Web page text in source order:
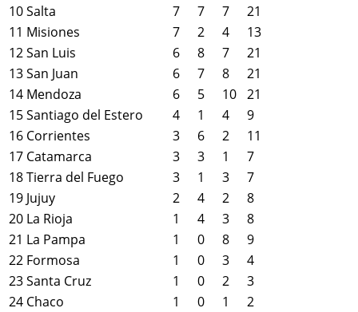
10Salta 7 7 7
21
11 Misiones 7 2 4
13
12San Luis 6 8 7
21
13San Juan 6 7 8
21
14 Mendoza 6 5 10 21
15Santiago del Estero 4 1 4
9
16 Corrientes 3 6 2
11
17 Catamarca 3 3 1
7
18Tierra del Fuego 3 1 3
7
19 Jujuy 2 4 2
8
20 La Rioja 1 4 3
8
21 La Pampa 1 0 8
9
22 Formosa 1 0 3
4
23Santa Cruz 1 0 2
3
24 Chaco 1 0 1
2